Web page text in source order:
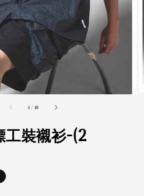
1 / accessibility.of
18
工裝襯衫-(2